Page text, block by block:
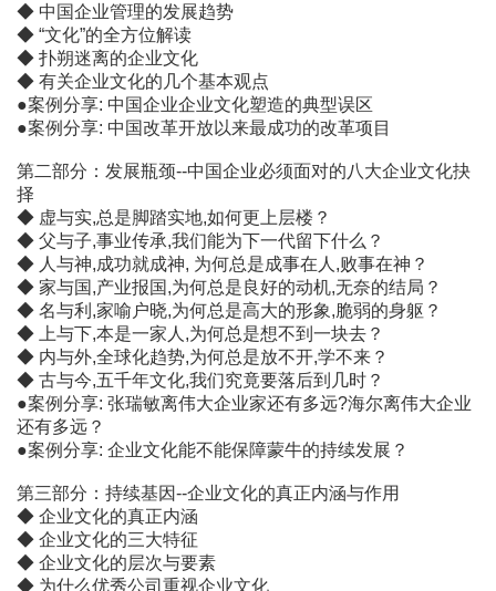
◆ 中国企业管理的发展趋势
◆ “文化”的全方位解读
◆ 扑朔迷离的企业文化
◆ 有关企业文化的几个基本观点
●案例分享: 中国企业企业文化塑造的典型误区
●案例分享: 中国改革开放以来最成功的改革项目
第二部分：发展瓶颈--中国企业必须面对的八大企业文化抉
择
◆ 虚与实,总是脚踏实地,如何更上层楼？
◆ 父与子,事业传承,我们能为下一代留下什么？
◆ 人与神,成功就成神, 为何总是成事在人,败事在神？
◆ 家与国,产业报国,为何总是良好的动机,无奈的结局？
◆ 名与利,家喻户晓,为何总是高大的形象,脆弱的身躯？
◆ 上与下,本是一家人,为何总是想不到一块去？
◆ 内与外,全球化趋势,为何总是放不开,学不来？
◆ 古与今,五千年文化,我们究竟要落后到几时？
●案例分享: 张瑞敏离伟大企业家还有多远?海尔离伟大企业
还有多远？
●案例分享: 企业文化能不能保障蒙牛的持续发展？
第三部分：持续基因--企业文化的真正内涵与作用
◆ 企业文化的真正内涵
◆ 企业文化的三大特征
◆ 企业文化的层次与要素
◆ 为什么优秀公司重视企业文化